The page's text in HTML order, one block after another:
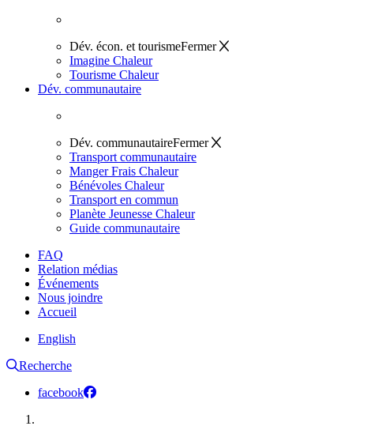
Dév. écon. et tourismeFermer
Imagine Chaleur
Tourisme Chaleur
Dév. communautaire
Dév. communautaireFermer
Transport communautaire
Manger Frais Chaleur
Bénévoles Chaleur
Transport en commun
Planète Jeunesse Chaleur
Guide communautaire
FAQ
Relation médias
Événements
Nous joindre
Accueil
English
Recherche
facebook